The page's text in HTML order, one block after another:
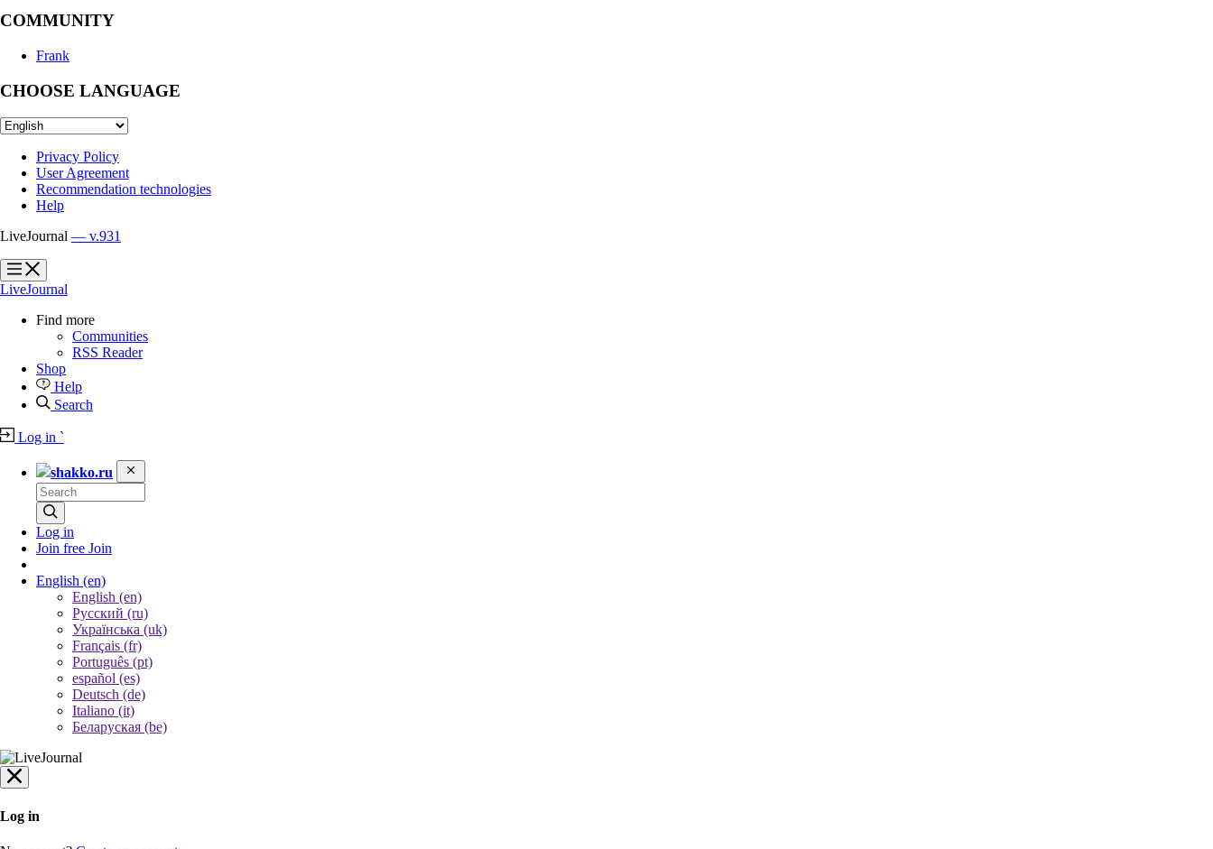
COMMUNITY
Frank
CHOOSE LANGUAGE
Privacy Policy
User Agreement
Recommendation technologies
Help
LiveJournal — v.931
?
?
LiveJournal
Find more
Communities
RSS Reader
Shop
Help
Search
Log in `
shakko.ru
Log in
Join free Join
English (en)
English (en)
Русский (ru)
Українська (uk)
Français (fr)
Português (pt)
español (es)
Deutsch (de)
Italiano (it)
Беларуская (be)
Log in